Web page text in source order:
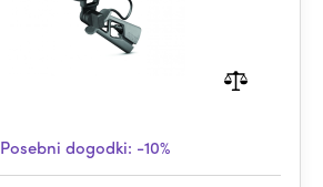
Posebni dogodki: -10%